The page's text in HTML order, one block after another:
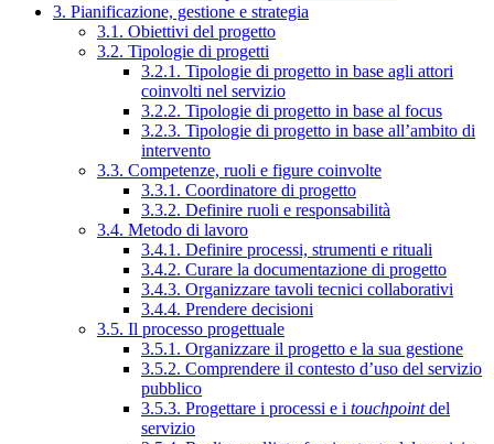
3. Pianificazione, gestione e strategia
3.1. Obiettivi del progetto
3.2. Tipologie di progetti
3.2.1. Tipologie di progetto in base agli attori
coinvolti nel servizio
3.2.2. Tipologie di progetto in base al focus
3.2.3. Tipologie di progetto in base all’ambito di
intervento
3.3. Competenze, ruoli e figure coinvolte
3.3.1. Coordinatore di progetto
3.3.2. Definire ruoli e responsabilità
3.4. Metodo di lavoro
3.4.1. Definire processi, strumenti e rituali
3.4.2. Curare la documentazione di progetto
3.4.3. Organizzare tavoli tecnici collaborativi
3.4.4. Prendere decisioni
3.5. Il processo progettuale
3.5.1. Organizzare il progetto e la sua gestione
3.5.2. Comprendere il contesto d’uso del servizio
pubblico
3.5.3. Progettare i processi e i touchpointdel
servizio